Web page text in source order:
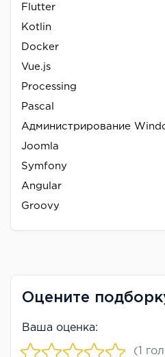
Flutter
Kotlin
Docker
Vue.js
Processing
Pascal
Администрирование
Joomla
Symfony
Angular
Groovy
Оцените
Ваша оценка:
(1